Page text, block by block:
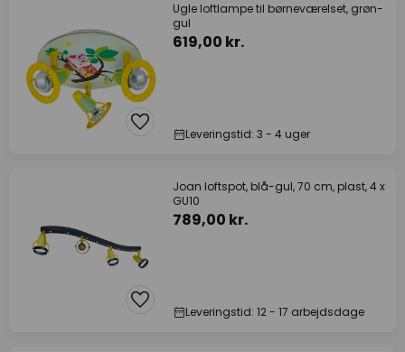
Ugle loftlampe til børneværelset, grøn-
gul
619,00 kr.
Leveringstid: 3 - 4 uger
Joan loftspot, blå-gul, 70 cm, plast, 4 x
GU10
789,00 kr.
Leveringstid: 12 - 17 arbejdsdage